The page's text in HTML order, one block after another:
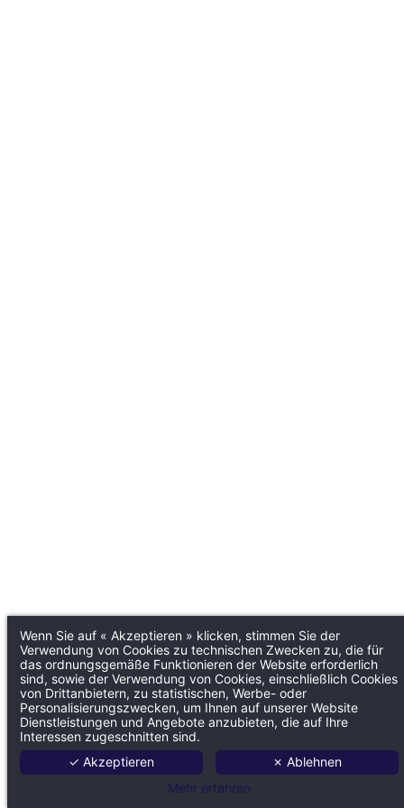
Wenn Sie auf « Akzeptieren » klicken, stimmen Sie der
Verwendung von Cookies zu technischen Zwecken zu, die für
das ordnungsgemäße Funktionieren der Website erforderlich
sind, sowie der Verwendung von Cookies, einschließlich Cookies
von Drittanbietern, zu statistischen, Werbe- oder
Personalisierungszwecken, um Ihnen auf unserer Website
Dienstleistungen und Angebote anzubieten, die auf Ihre
Interessen zugeschnitten sind.
✓ Akzeptieren
✗ Ablehnen
Mehr erfahren